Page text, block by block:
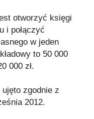
otworzyć księgi
i połączyć
w jeden
to 50 000
000 zł.
ujęto zgodnie z
2012.